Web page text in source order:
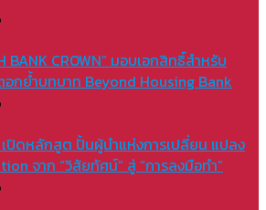
BANK CROWN” มอบเอกสิทธิ์สำหรับ
กย้ำบทบาท Beyond Housing Bank
เปิดหลักสูต ปั้นผู้นำแห่งการเปลี่ยน แปลง
จาก “วิสัยทัศน์” สู่ “การลงมือทำ”